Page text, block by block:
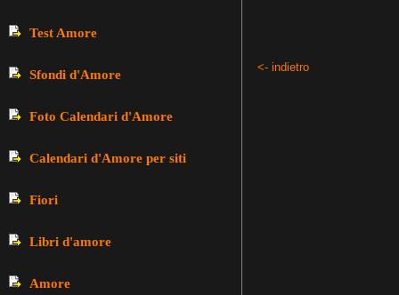
Test Amore
Sfondi d'Amore
Foto Calendari d'Amore
Calendari d'Amore per siti
Fiori
Libri d'amore
Amore
<- indietro